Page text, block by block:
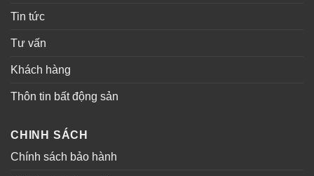
Tin tức
Tư vấn
Khách hàng
Thôn tin bất động sản
CHINH SÁCH
Chính sách bảo hành